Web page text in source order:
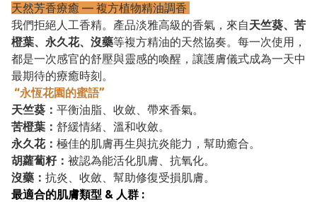
天然芳香療癒 — 複方植物精油調香
我們拒絕人工香精。產品淡雅高級的香氣，來自天竺葵、苦
橙葉、永久花、沒藥等複方精油的天然協奏。每一次使用，
都是一次感官的舒壓與靈感的喚醒，讓護膚儀式成為一天中
最期待的療癒時刻。
“永恆花園的蜜語”
天竺葵： 平衡油脂、收斂、帶來香氣。
苦橙葉： 舒緩情緒、溫和收斂。
永久花： 極佳的肌膚再生與抗炎能力，幫助癒合。
胡蘿蔔籽： 被認為能活化肌膚、抗氧化。
沒藥： 抗炎、收斂、幫助修復受損肌膚。
最適合的肌膚類型 & 人群 :